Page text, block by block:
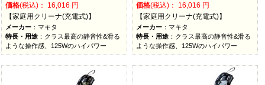
価格(税込)： 16,016 円
【家庭用クリーナ(充電式)】
メーカー ：マキタ
特長・用途 ：クラス最高の静音性&滑る
ような操作感、125Wのハイパワー
価格(税込)： 16,016 円
【家庭用クリーナ(充電式)】
メーカー ：マキタ
特長・用途 ：クラス最高の静音性&滑る
ような操作感、125Wのハイパワー